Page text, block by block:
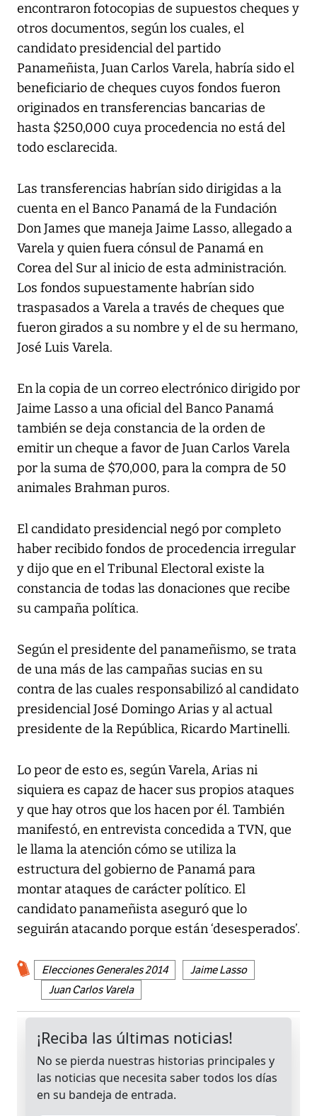
encontraron fotocopias de supuestos cheques y
otros documentos, según los cuales, el
candidato presidencial del partido
Panameñista, Juan Carlos Varela, habría sido el
beneficiario de cheques cuyos fondos fueron
originados en transferencias bancarias de
hasta $250,000 cuya procedencia no está del
todo esclarecida.
Las transferencias habrían sido dirigidas a la
cuenta en el Banco Panamá de la Fundación
Don James que maneja Jaime Lasso, allegado a
Varela y quien fuera cónsul de Panamá en
Corea del Sur al inicio de esta administración.
Los fondos supuestamente habrían sido
traspasados a Varela a través de cheques que
fueron girados a su nombre y el de su hermano,
José Luis Varela.
En la copia de un correo electrónico dirigido por
Jaime Lasso a una oficial del Banco Panamá
también se deja constancia de la orden de
emitir un cheque a favor de Juan Carlos Varela
por la suma de $70,000, para la compra de 50
animales Brahman puros.
El candidato presidencial negó por completo
haber recibido fondos de procedencia irregular
y dijo que en el Tribunal Electoral existe la
constancia de todas las donaciones que recibe
su campaña política.
Según el presidente del panameñismo, se trata
de una más de las campañas sucias en su
contra de las cuales responsabilizó al candidato
presidencial José Domingo Arias y al actual
presidente de la República, Ricardo Martinelli.
Lo peor de esto es, según Varela, Arias ni
siquiera es capaz de hacer sus propios ataques
y que hay otros que los hacen por él. También
manifestó, en entrevista concedida a TVN, que
le llama la atención cómo se utiliza la
estructura del gobierno de Panamá para
montar ataques de carácter político. El
candidato panameñista aseguró que lo
seguirán atacando porque están ‘desesperados’.
Elecciones Generales 2014
Jaime Lasso
Juan Carlos Varela